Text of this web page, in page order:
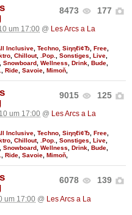
8473 177
um 17:00 @ Les Arcs a La
Inclusive Techno Siηηℓі¢Ђ Free
Chillout, .Pop. Sonstiges Live
Snowboard Wellness Drink Bude
Ride Savoie Mimoň
9015 125
um 17:00 @ Les Arcs a La
Inclusive, Techno, Siηηℓі¢Ђ, Free,
, Chillout, .Pop., Sonstiges, Live,
, Snowboard, Wellness, Drink, Bude,
, Ride, Savoie, Mimoň,
6078 139
um 17:00 @ Les Arcs a La